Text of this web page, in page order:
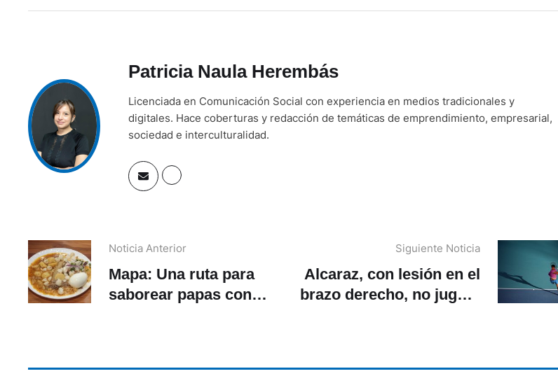
Patricia Naula Herembás
Licenciada en Comunicación Social con experiencia en medios tradicionales y
digitales. Hace coberturas y redacción de temáticas de emprendimiento, empresarial,
sociedad e interculturalidad.
Noticia Anterior
Mapa: Una ruta para
saborear papas con
Siguiente Noticia
Alcaraz, con lesión en el
brazo derecho, no jugará